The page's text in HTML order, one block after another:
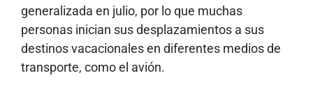
generalizada en julio, por lo que muchas
personas inician sus desplazamientos a sus
destinos vacacionales en diferentes medios de
transporte, como el avión.